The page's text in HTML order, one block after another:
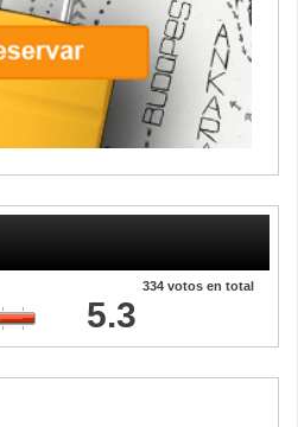
334 votos en total
5.3